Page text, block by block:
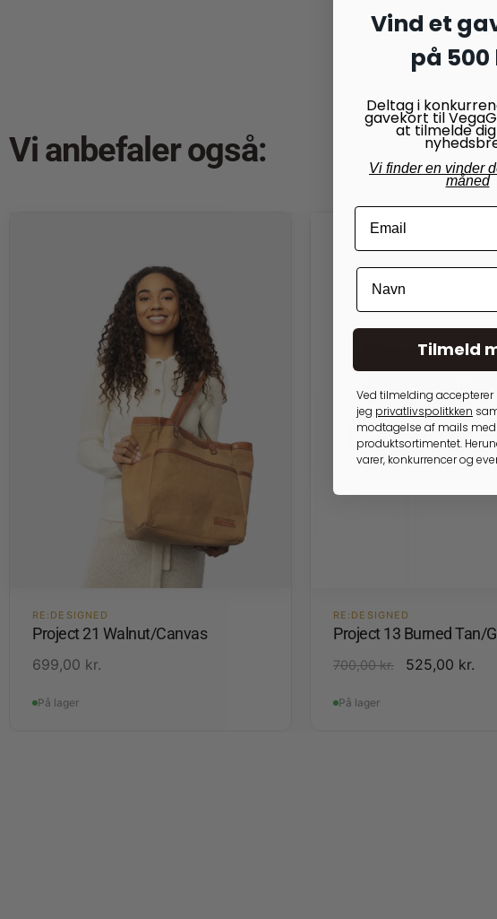
Vi anbefaler også:
RE:DESIGNED
Project 21 Walnut/Canvas
699,00 kr.
På lager
RE:DESIGNED
Project 13 Burned Tan/
700,00kr. 525,00 kr.
På lager
Vind et
på 500
Deltag i
gavekort til
at tilmelde
Vi finder en vinder
måned
Tilmeld
Ved tilmelding accepterer
jeg privatlivspolitkken
modtagelse af mails
produktsortimentet.
varer, konkurrencer og